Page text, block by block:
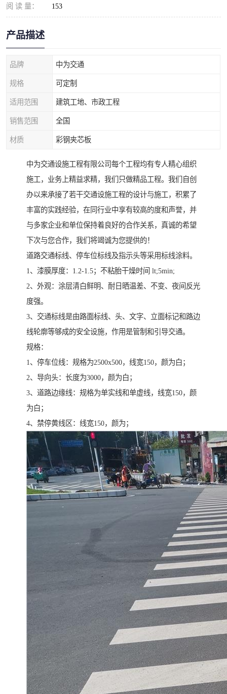
阅 读 量： 153
产品描述
品牌 中为交通
规格 可定制
适用范围 建筑工地、市政工程
销售范围 全国
材质 彩钢夹芯板
中为交通设施工程有限公司每个工程均有专人精心组织
施工，业务上精益求精，我们只做精品工程。我们自创
办以来承接了若干交通设施工程的设计与施工，积累了
丰富的实践经验，在同行业中享有较高的度和声誉，并
与多家企业和单位保持着良好的合作关系，真诚的希望
下次与您合作，我们将竭诚为您提供的！
道路交通标线、停车位标线及指示头等采用标线涂料。
1、漆膜厚度：1.2-1.5；不粘胎干燥时间 lt;5min;
2、外观：涂层清白鲜明、耐日晒温差、不变、夜间反光
度强。
3、交通标线是由路面标线、头、文字、立面标记和路边
线轮廓等够成的安全设施，作用是管制和引导交通。
规格：
1、停车位线：规格为2500x500，线宽150，颜为白；
2、导向头：长度为3000，颜为白；
3、道路边缘线：规格为单实线和单虚线，线宽150，颜
为白；
4、禁停黄线区：线宽150，颜为；